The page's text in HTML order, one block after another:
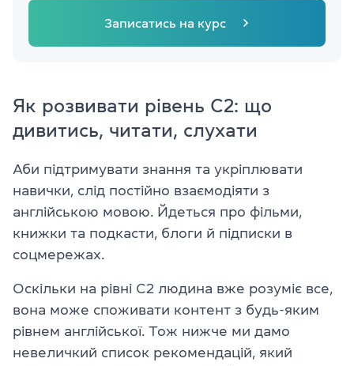
Записатись на курс
Як розвивати рівень С2: що
дивитись, читати, слухати
Аби підтримувати знання та укріплювати
навички, слід постійно взаємодіяти з
англійською мовою. Йдеться про фільми,
книжки та подкасти, блоги й підписки в
соцмережах.
Оскільки на рівні C2 людина вже розуміє все,
вона може споживати контент з будь-яким
рівнем англійської. Тож нижче ми дамо
невеличкий список рекомендацій, який